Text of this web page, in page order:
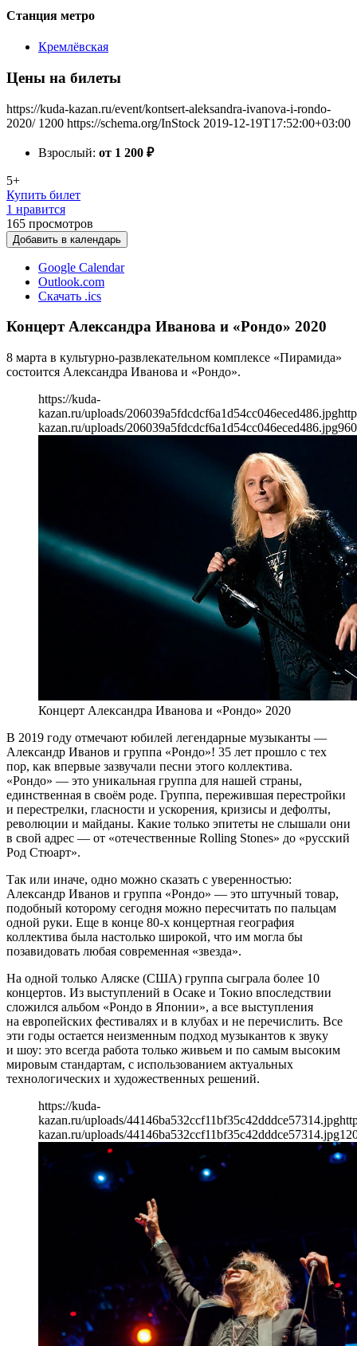
Станция метро
Кремлёвская
Цены на билеты
https://kuda-kazan.ru/event/kontsert-aleksandra-ivanova-i-rondo-
2020/ 1200 https://schema.org/InStock 2019-12-19T17:52:00+03:00
Взрослый: от 1 200 ₽
5+
Купить билет
1 нравится
165 просмотров
Добавить в календарь
Google Calendar
Outlook.com
Скачать .ics
Концерт Александра Иванова и «Рондо» 2020
8 марта в культурно-развлекательном комплексе «Пирамида»
состоится Александра Иванова и «Рондо».
https://kuda-
kazan.ru/uploads/206039a5fdcdcf6a1d54cc046eced486.jpg
kazan.ru/uploads/206039a5fdcdcf6a1d54cc046eced486.jpg960
Концерт Александра Иванова и «Рондо» 2020
В 2019 году отмечают юбилей легендарные музыканты —
Александр Иванов и группа «Рондо»! 35 лет прошло с тех
пор, как впервые зазвучали песни этого коллектива.
«Рондо» — это уникальная группа для нашей страны,
единственная в своём роде. Группа, пережившая перестройки
и перестрелки, гласности и ускорения, кризисы и дефолты,
революции и майданы. Какие только эпитеты не слышали они
в свой адрес — от «отечественные Rolling Stones» до «русский
Род Стюарт».
Так или иначе, одно можно сказать с уверенностью:
Александр Иванов и группа «Рондо» — это штучный товар,
подобный которому сегодня можно пересчитать по пальцам
одной руки. Еще в конце 80-х концертная география
коллектива была настолько широкой, что им могла бы
позавидовать любая современная «звезда».
На одной только Аляске (США) группа сыграла более 10
концертов. Из выступлений в Осаке и Токио впоследствии
сложился альбом «Рондо в Японии», а все выступления
на европейских фестивалях и в клубах и не перечислить. Все
эти годы остается неизменным подход музыкантов к звуку
и шоу: это всегда работа только живьем и по самым высоким
мировым стандартам, с использованием актуальных
технологических и художественных решений.
https://kuda-
kazan.ru/uploads/44146ba532ccf11bf35c42dddce57314.jpg
kazan.ru/uploads/44146ba532ccf11bf35c42dddce57314.jpg